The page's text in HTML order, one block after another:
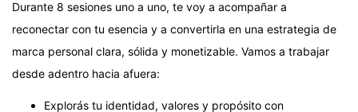
Durante 8 sesiones uno a uno, te voy a acompañar a
reconectar con tu esencia y a convertirla en una estrategia de
marca personal clara, sólida y monetizable. Vamos a trabajar
desde adentro hacia afuera:
Explorás tu identidad, valores y propósito con